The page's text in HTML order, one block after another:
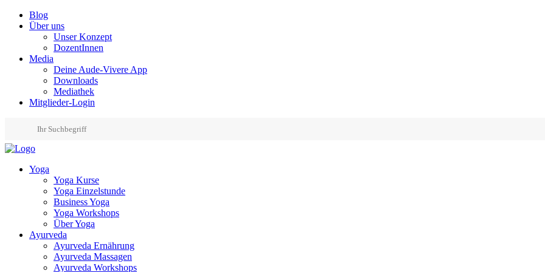
Blog
Über uns
Unser Konzept
DozentInnen
Media
Deine Aude-Vivere App
Downloads
Mediathek
Mitglieder-Login
Yoga
Yoga Kurse
Yoga Einzelstunde
Business Yoga
Yoga Workshops
Über Yoga
Ayurveda
Ayurveda Ernährung
Ayurveda Massagen
Ayurveda Workshops